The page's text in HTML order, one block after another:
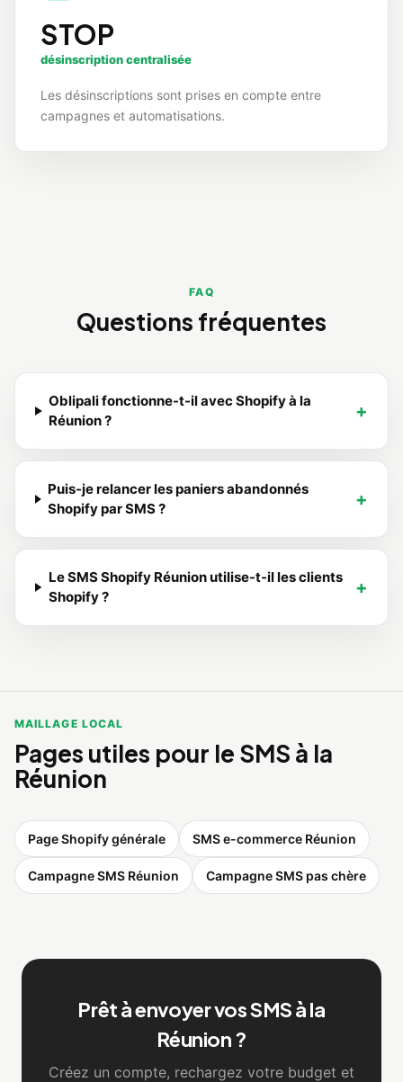
STOP
désinscription centralisée
Les désinscriptions sont prises en compte entre
campagnes et automatisations.
FAQ
Questions fréquentes
Oblipali fonctionne-t-il avec Shopify à la
Réunion ?
Puis-je relancer les paniers abandonnés
Shopify par SMS ?
Le SMS Shopify Réunion utilise-t-il les clients
Shopify ?
MAILLAGE LOCAL
Pages utiles pour le SMS à la
Réunion
Page Shopify générale SMS e-commerce Réunion
Campagne SMS Réunion Campagne SMS pas chère
Prêt à envoyer vos SMS à la
Réunion ?
Créez un compte, rechargez votre budget et